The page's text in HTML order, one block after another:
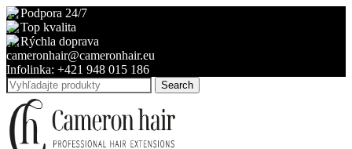
Podpora 24/7
Top kvalita
Rýchla doprava
cameronhair@cameronhair.eu
Infolinka: +421 948 015 186
Search